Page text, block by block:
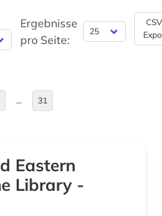
(3)
(4)
Ergebnisse
pro Seite:
… 31
Eastern
Library -